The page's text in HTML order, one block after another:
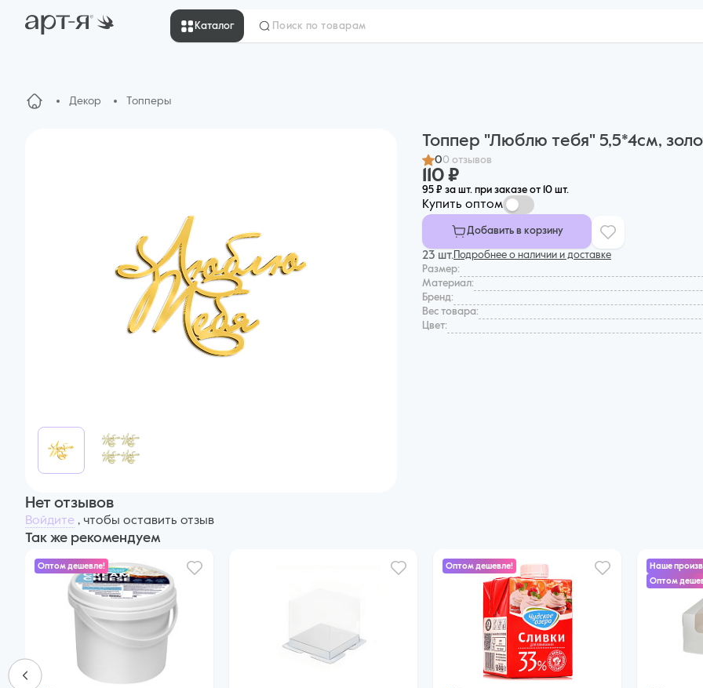
Каталог
Декор Топперы
Топпер "Люблю тебя" 5,5*4см,
00 отзывов
110 ₽
95 ₽ за шт. при заказе от 10 шт.
Купить оптом
Добавить в корзину
23 шт. Подробнее о наличии и доставке
Размер:
Материал:
Бренд:
Вес товара:
Цвет:
Нет отзывов
Войдите , чтобы оставить отзыв
Так же рекомендуем
Оптом дешевле! Оптом дешевле!
Наше
Оптом